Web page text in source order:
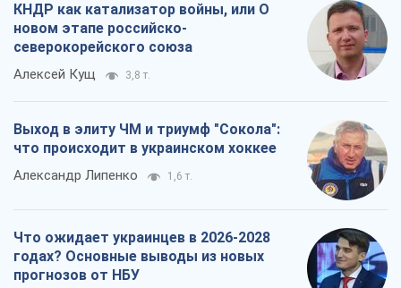
КНДР как катализатор войны, или О
новом этапе российско-
северокорейского союза
Алексей Кущ 3,8 т.
Выход в элиту ЧМ и триумф "Сокола":
что происходит в украинском хоккее
Александр Липенко 1,6 т.
Что ожидает украинцев в 2026-2028
годах? Основные выводы из новых
прогнозов от НБУ